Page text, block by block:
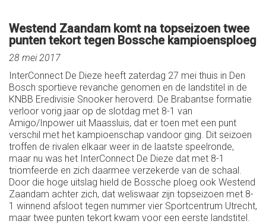
Westend Zaandam komt na topseizoen twee
punten tekort tegen Bossche kampioensploeg
28 mei 2017
InterConnect De Dieze heeft zaterdag 27 mei thuis in Den
Bosch sportieve revanche genomen en de landstitel in de
KNBB Eredivisie Snooker heroverd. De Brabantse formatie
verloor vorig jaar op de slotdag met 8-1 van
Amigo/Inpower uit Maassluis, dat er toen met een punt
verschil met het kampioenschap vandoor ging. Dit seizoen
troffen de rivalen elkaar weer in de laatste speelronde,
maar nu was het InterConnect De Dieze dat met 8-1
triomfeerde en zich daarmee verzekerde van de schaal.
Door die hoge uitslag hield de Bossche ploeg ook Westend
Zaandam achter zich, dat weliswaar zijn topseizoen met 8-
1 winnend afsloot tegen nummer vier Sportcentrum Utrecht,
maar twee punten tekort kwam voor een eerste landstitel.